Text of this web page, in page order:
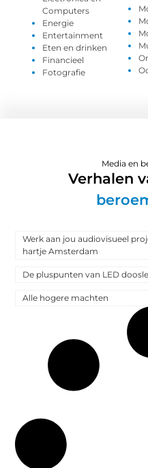
Computers
Energie
Entertainment
Eten en drinken
Financieel
Fotografie
Media en
Verhalen
Werk aan jou audiovisueel
hartje Amsterdam
De pluspunten van LED
Alle hogere machten